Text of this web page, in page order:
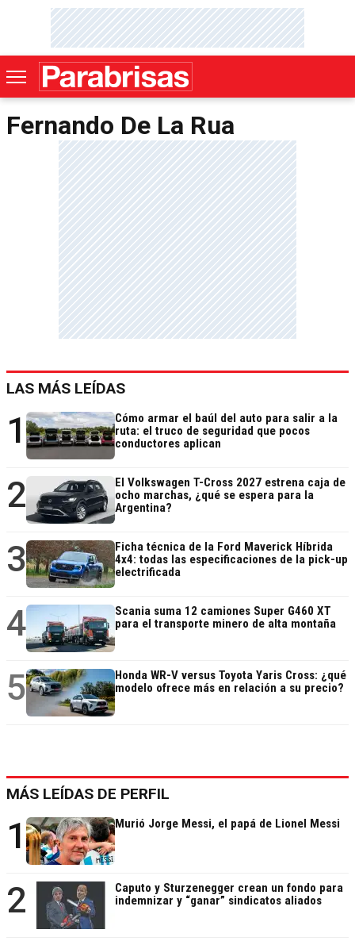
Fernando De La Rua
LAS MÁS LEÍDAS
1
Cómo armar el baúl del auto para salir a la
ruta: el truco de seguridad que pocos
conductores aplican
2
El Volkswagen T-Cross 2027 estrena caja de
ocho marchas, ¿qué se espera para la
Argentina?
3
Ficha técnica de la Ford Maverick Híbrida
4x4: todas las especificaciones de la pick-up
electrificada
4
Scania suma 12 camiones Super G460 XT
para el transporte minero de alta montaña
5
Honda WR-V versus Toyota Yaris Cross: ¿qué
modelo ofrece más en relación a su precio?
MÁS LEÍDAS DE PERFIL
1 Murió Jorge Messi, el papá de Lionel Messi
2
Caputo y Sturzenegger crean un fondo para
indemnizar y “ganar” sindicatos aliados